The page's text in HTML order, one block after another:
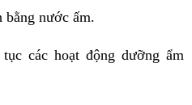
bằng nước ấm.
các hoạt động dưỡng ẩm